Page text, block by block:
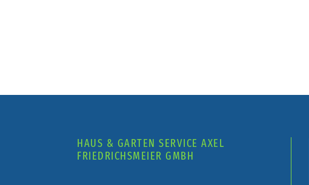
HAUS & GARTEN SERVICE AXEL
FRIEDRICHSMEIER GMBH